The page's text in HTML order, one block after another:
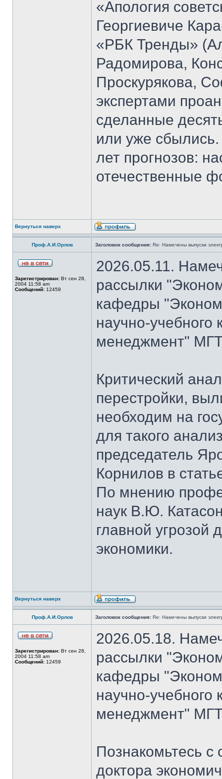
«Апология
Георгиевиче
«РБК Тренды»
Радомирова,
Проскурякова,
экспертами
сделанные
или уже сбылись.
лет прогнозов:
отечественные
Вернуться наверх
Проф.А.И.Орлов Заголовок сообщения: Re: Намечены выпуски
Зарегистрирован: Вт сен 28,
2004 11:58 am
Сообщений: 12459
2026.05.11.
рассылки
кафедры
научно-
менеджмент"
Критический
перестройки,
необходим на
для такого
председатель
Корнилов в
По мнению
наук В.Ю.
главной угрозой
экономики.
Вернуться наверх
Проф.А.И.Орлов Заголовок сообщения: Re: Намечены выпуски
Зарегистрирован: Вт сен 28,
2004 11:58 am
Сообщений: 12459
2026.05.18.
рассылки
кафедры
научно-
менеджмент"
Познакомьтесь с
доктора